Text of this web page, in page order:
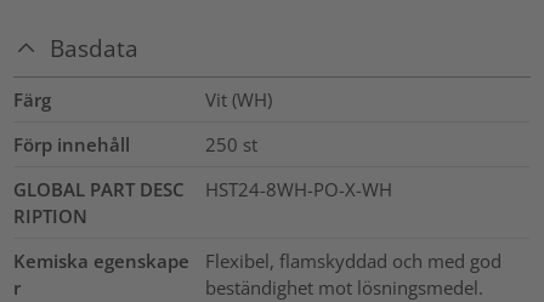
Basdata
Färg
Vit (WH)
Förp innehåll
250 st
GLOBAL PART DESC
RIPTION
HST24-8WH-PO-X-WH
Kemiska egenskape
r
Flexibel, flamskyddad och med god
beständighet mot lösningsmedel.